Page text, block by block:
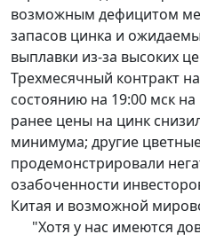
возможным дефицитом
запасов цинка и
выплавки из-за высоких
Трехмесячный контракт
состоянию на 19:00 мск на
ранее цены на цинк
минимума; другие
продемонстрировали
озабоченности
Китая и возможной
"Хотя у нас имеются